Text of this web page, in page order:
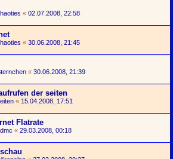
« 02.07.2008, 22:58
« 30.06.2008, 21:45
« 30.06.2008, 21:39
der seiten
« 15.04.2008, 17:51
Flatrate
« 29.03.2008, 00:18